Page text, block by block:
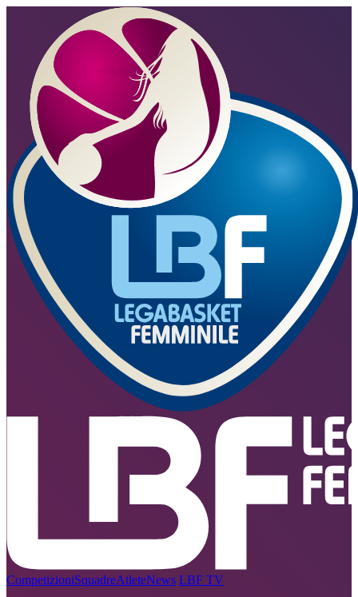
CompetizioniSquadreAtleteNews LBF TV